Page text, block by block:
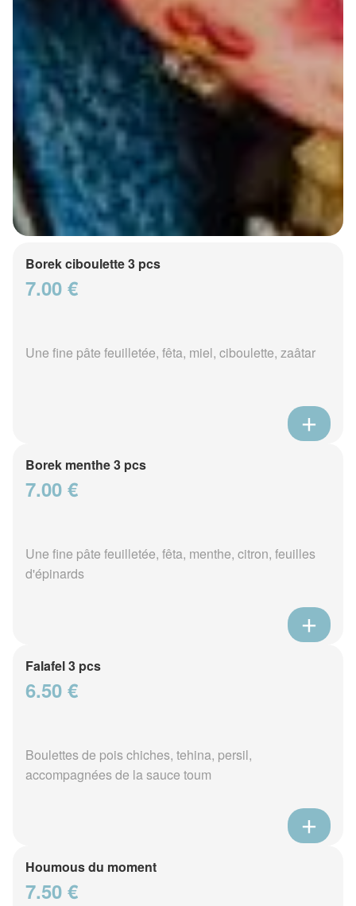
Borek ciboulette 3 pcs
7.00 €
Une fine pâte feuilletée, fêta, miel, ciboulette, zaâtar
Borek menthe 3 pcs
7.00 €
Une fine pâte feuilletée, fêta, menthe, citron, feuilles
d'épinards
Falafel 3 pcs
6.50 €
Boulettes de pois chiches, tehina, persil,
accompagnées de la sauce toum
Houmous du moment
7.50 €